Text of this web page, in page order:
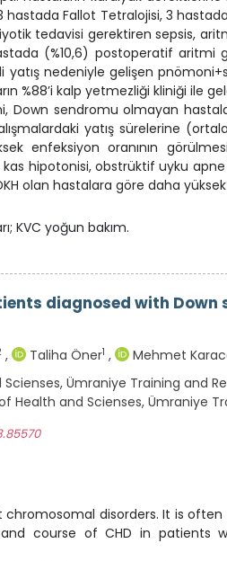
hastada Fallot Tetralojisi, 3
tedavisi gerektiren sepsis,
(%10,6) postoperatif aritmi
yatış nedeniyle gelişen
kalp yetmezliği kliniği ile
sendromu olmayan
yatış sürelerine
enfeksiyon oranının
kas hipotonisi, obstrüktif uyku
olan hastalara göre daha
KVC yoğun bakım.
diagnosed with Down
, Taliha Öner1 , Mehmet
Ümraniye Training and
and Scienses, Ümraniye
disorders. It is
course of CHD in patients